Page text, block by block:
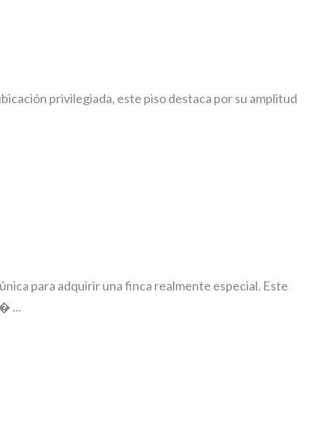
privilegiada, este piso destaca por su amplitud
para adquirir una finca realmente especial. Este
...